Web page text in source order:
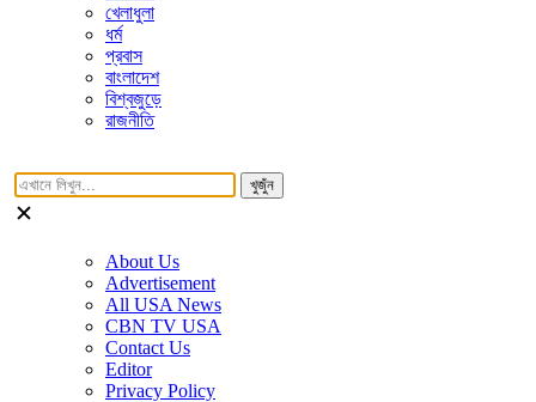
খেলাধুলা
ধর্ম
প্রবাস
বাংলাদেশ
বিশ্বজুড়ে
রাজনীতি
খুজুঁন
About Us
Advertisement
All USA News
CBN TV USA
Contact Us
Editor
Privacy Policy